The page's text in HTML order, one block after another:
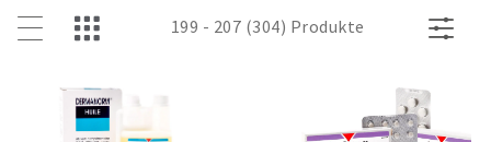
199 - 207 (304) Produkte